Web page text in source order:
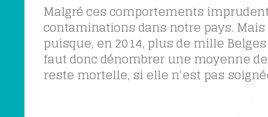
Malgré ces comportements
contaminations dans notre pays.
puisque, en 2014, plus de mille
faut donc dénombrer une moyenne
reste mortelle, si elle n’est pas